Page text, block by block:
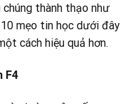
thành thạo như
mẹo tin học dưới đây
cách hiệu quả hơn.
F4